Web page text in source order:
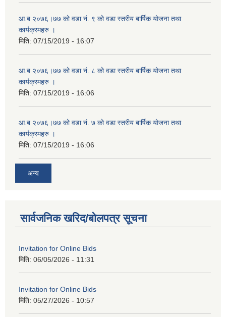
आ.ब २०७६।७७ को वडा नं. ९ को वडा स्तरीय बार्षिक योजना तथा
कार्यक्रमहरु ।
मिति: 07/15/2019 - 16:07
आ.ब २०७६।७७ को वडा नं. ८ को वडा स्तरीय बार्षिक योजना तथा
कार्यक्रमहरु ।
मिति: 07/15/2019 - 16:06
आ.ब २०७६।७७ को वडा नं. ७ को वडा स्तरीय बार्षिक योजना तथा
कार्यक्रमहरु ।
मिति: 07/15/2019 - 16:06
अन्य
सार्वजनिक खरिद/बोलपत्र सूचना
Invitation for Online Bids
मिति: 06/05/2026 - 11:31
Invitation for Online Bids
मिति: 05/27/2026 - 10:57